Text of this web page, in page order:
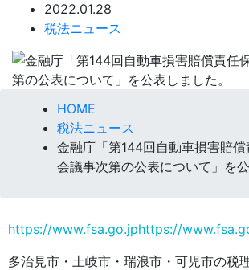
2022.01.28
税法ニュース
HOME
税法ニュース
金融庁「第144回自動車損害賠
会議事次第の公表について」を公
https://www.fsa.go.jphttps://
多治見市・土岐市・瑞浪市・可児市の税